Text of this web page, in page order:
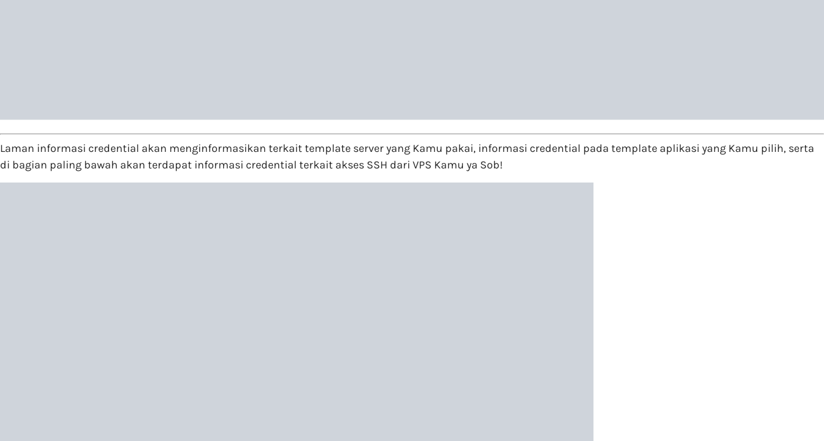
Laman informasi credential akan menginformasikan terkait template server yang Kamu pakai, informasi credential pada template aplikasi yang Kamu pilih, serta
di bagian paling bawah akan terdapat informasi credential terkait akses SSH dari VPS Kamu ya Sob!